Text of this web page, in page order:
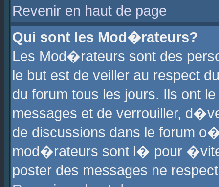
Revenir en haut de page
Qui sont les Mod�rateurs?
Les Mod�rateurs sont des
le but est de veiller au respect
du forum tous les jours. Ils ont
messages et de verrouiller,
de discussions dans le forum
mod�rateurs sont l� pour
poster des messages ne